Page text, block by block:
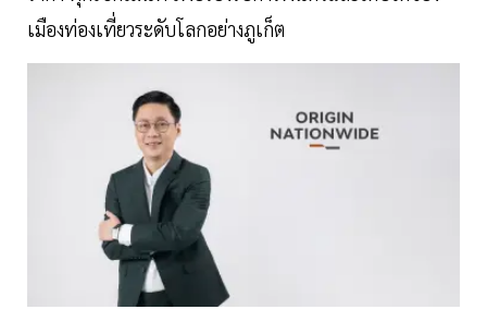
เมืองท่องเที่ยวระดับโลกอย่างภูเก็ต